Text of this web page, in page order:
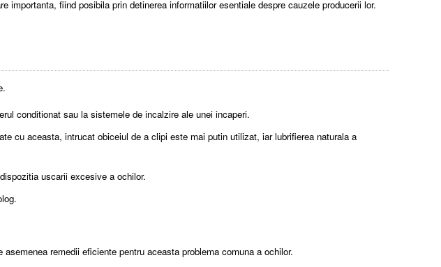
fiind posibila prin detinerea informatiilor esentiale despre cauzele producerii lor.
conditionat sau la sistemele de incalzire ale unei incaperi.
cu aceasta, intrucat obiceiul de a clipi este mai putin utilizat, iar lubrifierea naturala a
uscarii excesive a ochilor.
remedii eficiente pentru aceasta problema comuna a ochilor.